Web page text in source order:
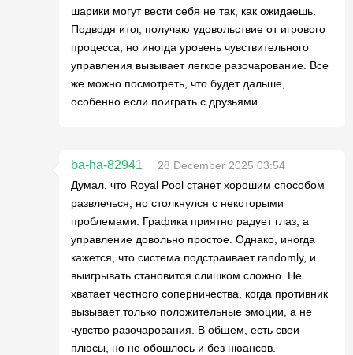
шарики могут вести себя не так, как ожидаешь.
Подводя итог, получаю удовольствие от игрового
процесса, но иногда уровень чувствительного
управления вызывает легкое разочарование. Все
же можно посмотреть, что будет дальше,
особенно если поиграть с друзьями.
ba-ha-82941
28 December 2025 03:54
Думал, что Royal Pool станет хорошим способом
развлечься, но столкнулся с некоторыми
проблемами. Графика приятно радует глаз, а
управление довольно простое. Однако, иногда
кажется, что система подстраивает randomly, и
выигрывать становится слишком сложно. Не
хватает честного соперничества, когда противник
вызывает только положительные эмоции, а не
чувство разочарования. В общем, есть свои
плюсы, но не обошлось и без нюансов.